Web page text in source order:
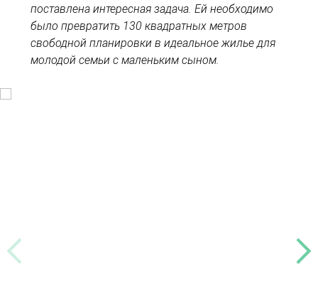
поставлена интересная задача. Ей необходимо
было превратить 130 квадратных метров
свободной планировки в идеальное жилье для
молодой семьи с маленьким сыном.